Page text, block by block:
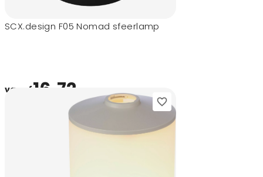
SCX.design F05 Nomad sfeerlamp
vanaf16,72